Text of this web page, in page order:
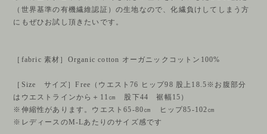
（世界基準の有機繊維認証）の生地なので、化繊負けしてしまう方
にもぜひお試し頂きたいです。
［fabric 素材］Organic cotton オーガニックコットン100%
［Size サイズ］Free（ウエスト76 ヒップ98 股上18.5※お腹部分
はウエストラインから＋11㎝ 股下44 裾幅15）
※伸縮性があります。ウエスト65-80㎝ ヒップ85-102㎝
※レディースのM-Lあたりのサイズ感です